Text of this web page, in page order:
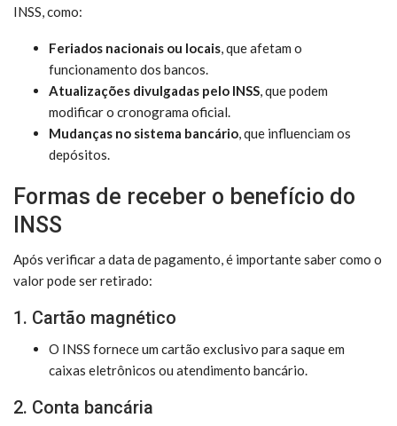
INSS, como:
Feriados nacionais ou locais, que afetam o
funcionamento dos bancos.
Atualizações divulgadas pelo INSS, que podem
modificar o cronograma oficial.
Mudanças no sistema bancário, que influenciam os
depósitos.
Formas de receber o benefício do
INSS
Após verificar a data de pagamento, é importante saber como o
valor pode ser retirado:
1. Cartão magnético
O INSS fornece um cartão exclusivo para saque em
caixas eletrônicos ou atendimento bancário.
2. Conta bancária